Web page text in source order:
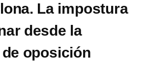
La impostura
desde la
oposición